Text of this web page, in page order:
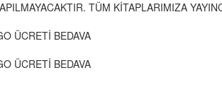
TÜM KİTAPLARIMIZA
ÜCRETİ BEDAVA
ÜCRETİ BEDAVA